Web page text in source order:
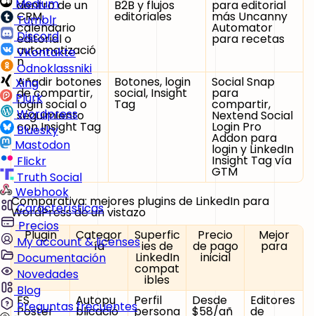
Medium
Tumblr
Discord
VKontakte
Odnoklassniki
Xing
Plurk
Wordpress
Bluesky
Mastodon
Flickr
Truth Social
Webhook
Características
Precios
My account & licenses
Documentación
Novedades
Blog
Preguntas frecuentes
dentro de un
CRM,
calendario
editorial o
automatizació
n
B2B y flujos
editoriales
para editorial
más Uncanny
Automator
para recetas
Añadir botones
de compartir,
login social o
seguimiento
con Insight Tag
Botones, login
social, Insight
Tag
Social Snap
para
compartir,
Nextend Social
Login Pro
Addon para
login y LinkedIn
Insight Tag vía
GTM
Comparativa: mejores plugins de LinkedIn para
WordPress de un vistazo
Plugin
Categor
ía
Superfic
ies de
LinkedIn
compat
ibles
Precio
de pago
inicial
Mejor
para
FS
Poster
Autopu
blicació
Perfil
persona
Desde
$58/añ
Editores
de